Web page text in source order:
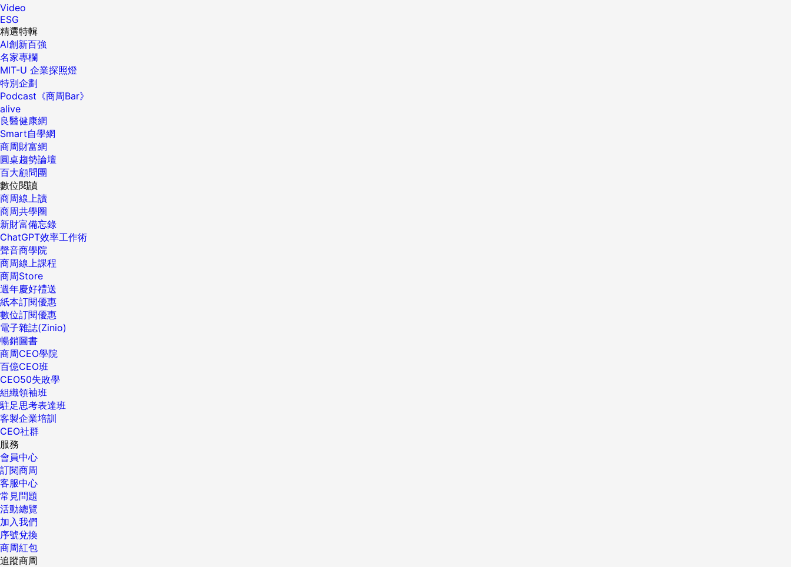
Video
ESG
精選特輯
AI創新百強
名家專欄
MIT-U 企業探照燈
特別企劃
Podcast《商周Bar》
alive
良醫健康網
Smart自學網
商周財富網
圓桌趨勢論壇
百大顧問團
數位閱讀
商周線上讀
商周共學圈
新財富備忘錄
ChatGPT效率工作術
聲音商學院
商周線上課程
商周Store
週年慶好禮送
紙本訂閱優惠
數位訂閱優惠
電子雜誌(Zinio)
暢銷圖書
商周CEO學院
百億CEO班
CEO50失敗學
組織領袖班
駐足思考表達班
客製企業培訓
CEO社群
服務
會員中心
訂閱商周
客服中心
常見問題
活動總覽
加入我們
序號兌換
商周紅包
追蹤商周